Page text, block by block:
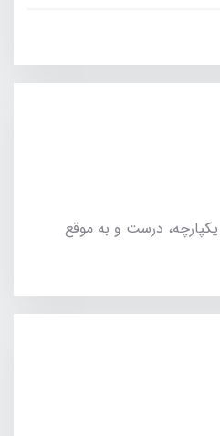
درست و به موقع